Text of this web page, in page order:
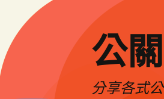
公
分享各式